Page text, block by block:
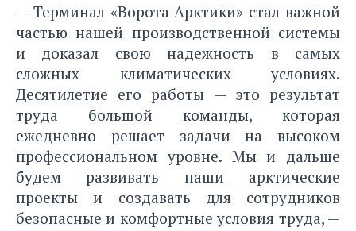
— Терминал «Ворота Арктики» стал важной
частью нашей производственной системы
и доказал свою надежность в самых
сложных климатических условиях.
Десятилетие его работы — это результат
труда большой команды, которая
ежедневно решает задачи на высоком
профессиональном уровне. Мы и дальше
будем развивать наши арктические
проекты и создавать для сотрудников
безопасные и комфортные условия труда, —